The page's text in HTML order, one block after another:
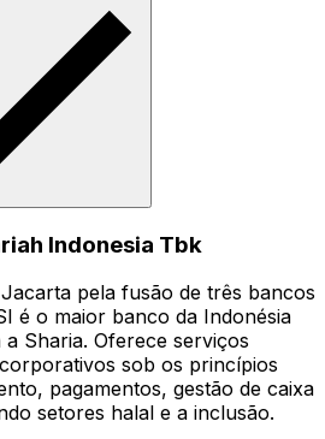
Indonesia Tbk
pela fusão de três bancos
é o maior banco da Indonésia
Sharia. Oferece serviços
sob os princípios
pagamentos, gestão de caixa
setores halal e a inclusão.